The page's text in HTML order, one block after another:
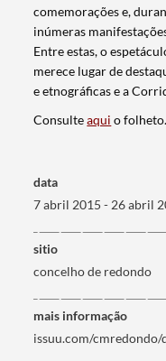
Termo de
Categorias
comemorações e,
inúmeras
Entre estas, o
merece lugar de
e etnográficas e a
Consulteaqui o folheto.
data
7 abril 2015 - 26 abril
sitio
concelho de redondo
mais informação
issuu.com/